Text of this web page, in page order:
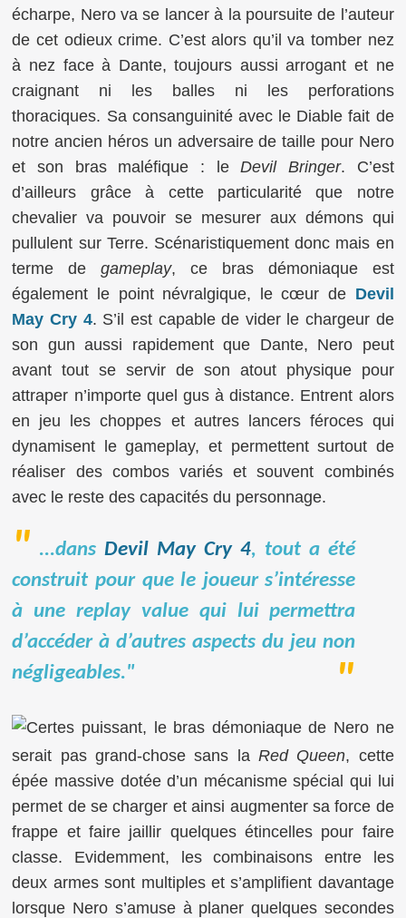
écharpe, Nero va se lancer à la poursuite de l’auteur
de cet odieux crime. C’est alors qu’il va tomber nez
à nez face à Dante, toujours aussi arrogant et ne
craignant ni les balles ni les perforations
thoraciques. Sa consanguinité avec le Diable fait de
notre ancien héros un adversaire de taille pour Nero
et son bras maléfique : leDevil Bringer. C’est
d’ailleurs grâce à cette particularité que notre
chevalier va pouvoir se mesurer aux démons qui
pullulent sur Terre. Scénaristiquement donc mais en
terme degameplay, ce bras démoniaque est
également le point névralgique, le cœur de Devil
May Cry 4. S’il est capable de vider le chargeur de
son gun aussi rapidement que Dante, Nero peut
avant tout se servir de son atout physique pour
attraper n’importe quel gus à distance. Entrent alors
en jeu les choppes et autres lancers féroces qui
dynamisent le gameplay, et permettent surtout de
réaliser des combos variés et souvent combinés
avec le reste des capacités du personnage.
...dansDevil May Cry 4, tout a été
construit pour que le joueur s’intéresse
à une replay value qui lui permettra
d’accéder à d’autres aspects du jeu non
négligeables."
Certes puissant, le bras démoniaque de Nero ne
serait pas grand-chose sans la Red Queen, cette
épée massive dotée d’un mécanisme spécial qui lui
permet de se charger et ainsi augmenter sa force de
frappe et faire jaillir quelques étincelles pour faire
classe. Evidemment, les combinaisons entre les
deux armes sont multiples et s’amplifient davantage
lorsque Nero s’amuse à planer quelques secondes